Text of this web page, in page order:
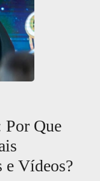
Por Que
e Vídeos?